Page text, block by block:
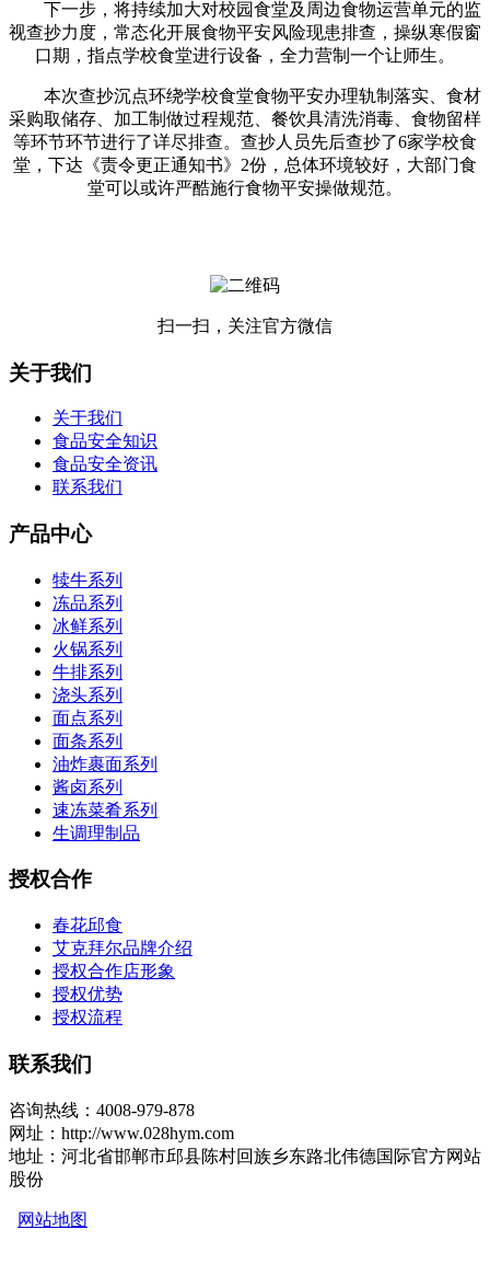
下一步，将持续加大对校园食堂及周边食物运营单元的监
视查抄力度，常态化开展食物平安风险现患排查，操纵寒假窗
口期，指点学校食堂进行设备，全力营制一个让师生。
本次查抄沉点环绕学校食堂食物平安办理轨制落实、食材
采购取储存、加工制做过程规范、餐饮具清洗消毒、食物留样
等环节环节进行了详尽排查。查抄人员先后查抄了6家学校食
堂，下达《责令更正通知书》2份，总体环境较好，大部门食
堂可以或许严酷施行食物平安操做规范。
扫一扫，关注官方微信
关于我们
关于我们
食品安全知识
食品安全资讯
联系我们
产品中心
犊牛系列
冻品系列
冰鲜系列
火锅系列
牛排系列
浇头系列
面点系列
面条系列
油炸裹面系列
酱卤系列
速冻菜肴系列
生调理制品
授权合作
春花邱食
艾克拜尔品牌介绍
授权合作店形象
授权优势
授权流程
联系我们
咨询热线：4008-979-878
网址：http://www.028hym.com
地址：河北省邯郸市邱县陈村回族乡东路北伟德国际官方网站
股份
网站地图